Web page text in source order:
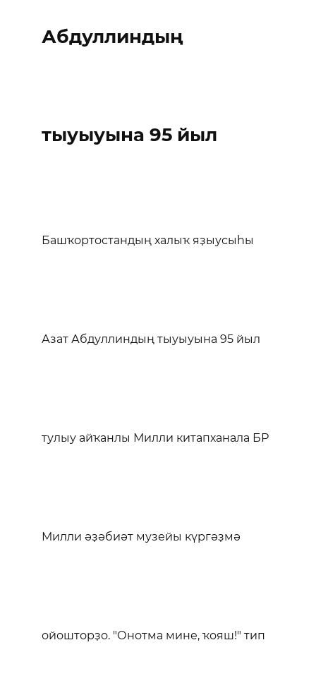
Абдуллиндың
тыуыуына 95 йыл
Башҡортостандың халыҡ яҙыусыһы
Азат Абдуллиндың тыуыуына 95 йыл
тулыу айҡанлы Милли китапханала БР
Милли әҙәбиәт музейы күргәҙмә
ойошторҙо. "Онотма мине, ҡояш!" тип